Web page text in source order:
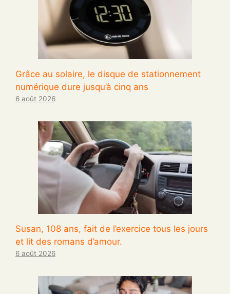
Grâce au solaire, le disque de stationnement
numérique dure jusqu’à cinq ans
6 août 2026
Susan, 108 ans, fait de l’exercice tous les jours
et lit des romans d’amour.
6 août 2026